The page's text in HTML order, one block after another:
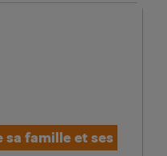
famille et ses